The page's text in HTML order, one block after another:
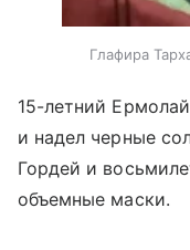
Глафира
15-летний
и надел черные
Гордей и
объемные маски.